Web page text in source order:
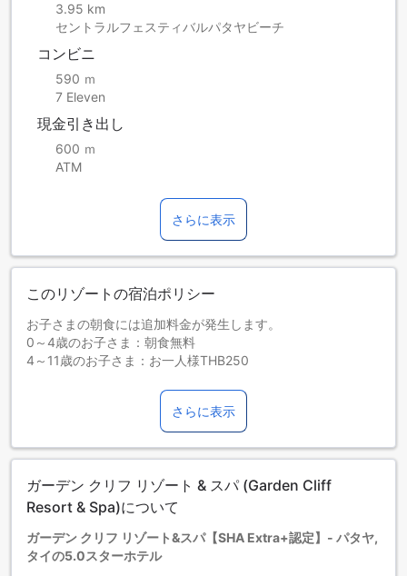
3.95 km
セントラルフェスティバルパタヤビーチ
コンビニ
590 ｍ
7 Eleven
現金引き出し
600 ｍ
ATM
さらに表示
このリゾートの宿泊ポリシー
お子さまの朝食には追加料金が発生します。
0～4歳のお子さま：朝食無料
4～11歳のお子さま：お一人様THB250
【ご注意】「Deluxe room」（デラックスルーム）のお部屋タ
イプに眺望はございません。
お子さま&エキストラベッド
添い寝の場合は宿泊無料です。＜ご注意＞ベビーベッドのご
利用には追加料金が発生する場合があります。また、利用可
4～10歳までのお子さま
添い寝の場合は宿泊無料です。
さらに表示
ガーデン クリフ リゾート & スパ (Garden Cliff
Resort & Spa)について
ガーデン クリフ リゾート&スパ【SHA Extra+認定】- パタヤ,
タイの5.0スターホテル